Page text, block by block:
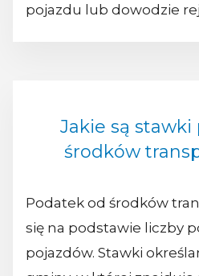
pojazdu lub dowodzie
Jakie są
środków
Podatek od środków
się na podstawie liczby
pojazdów. Stawki